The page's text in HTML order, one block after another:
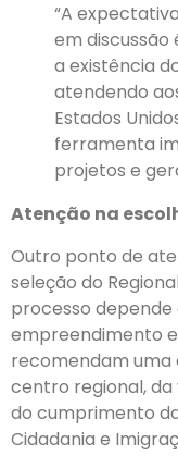
“A
em discussão
a existência
atendendo
Estados
ferramenta
projetos e
Atenção na
Outro ponto de
seleção do
processo
empreendimento
recomendam uma
centro regional,
do cumprimento
Cidadania e